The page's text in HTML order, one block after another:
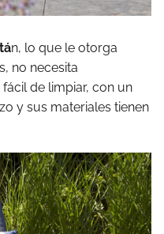
n, lo que le otorga
no necesita
de limpiar, con un
y sus materiales tienen